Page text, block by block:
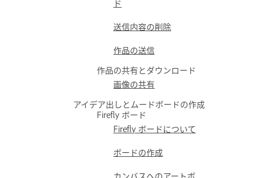
ド
送信内容の削除
作品の送信
作品の共有とダウンロード
画像の共有
アイデア出しとムードボードの作成
Firefly ボード
Firefly ボードについて
ボードの作成
カンバスへのアートボ